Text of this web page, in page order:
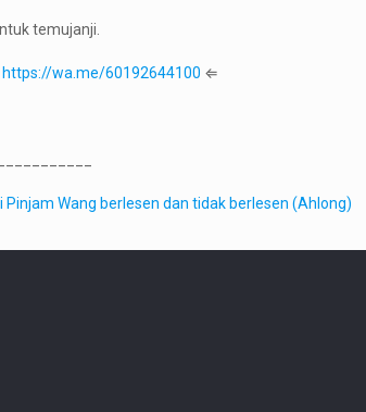
temujanji.
https://wa.me/60192644100 ⇐
Wang berlesen dan tidak berlesen (Ahlong)